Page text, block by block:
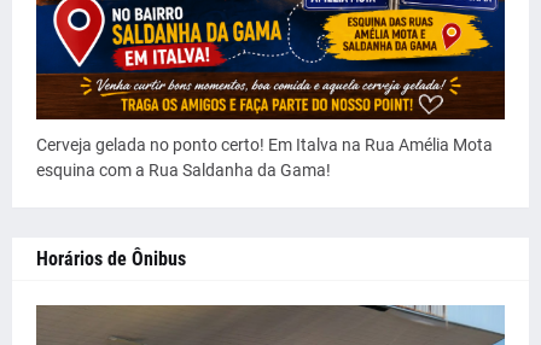
Cerveja gelada no ponto certo! Em Italva na Rua Amélia Mota
esquina com a Rua Saldanha da Gama!
Horários de Ônibus